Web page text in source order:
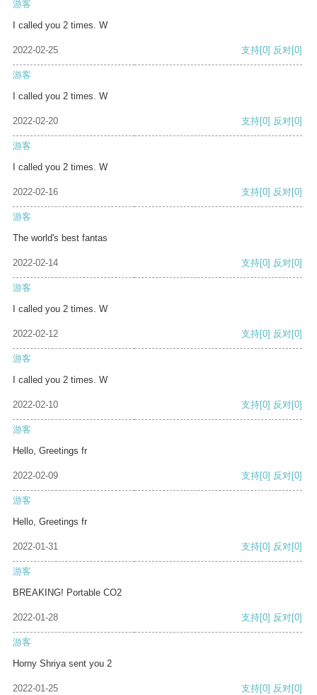
游客
I called you 2 times. W
2022-02-25 支持[0] 反对[0]
游客
I called you 2 times. W
2022-02-20 支持[0] 反对[0]
游客
I called you 2 times. W
2022-02-16 支持[0] 反对[0]
游客
The world's best fantas
2022-02-14 支持[0] 反对[0]
游客
I called you 2 times. W
2022-02-12 支持[0] 反对[0]
游客
I called you 2 times. W
2022-02-10 支持[0] 反对[0]
游客
Hello, Greetings fr
2022-02-09 支持[0] 反对[0]
游客
Hello, Greetings fr
2022-01-31 支持[0] 反对[0]
游客
BREAKING! Portable CO2
2022-01-28 支持[0] 反对[0]
游客
Horny Shriya sent you 2
2022-01-25 支持[0] 反对[0]